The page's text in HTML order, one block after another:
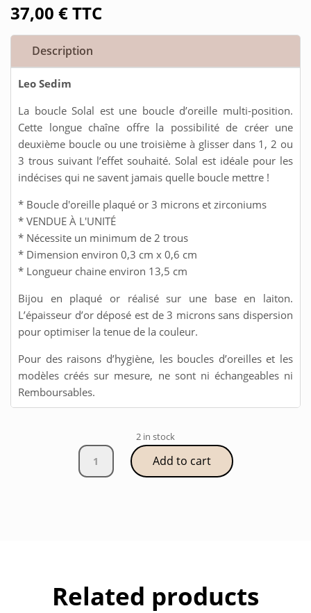
37,00 €TTC
Description
Leo Sedim
La boucle Solal est une boucle d’oreille multi-position.
Cette longue chaîne offre la possibilité de créer une
deuxième boucle ou une troisième à glisser dans 1, 2 ou
3 trous suivant l’effet souhaité. Solal est idéale pour les
indécises qui ne savent jamais quelle boucle mettre !
* Boucle d'oreille plaqué or 3 microns et zirconiums
* VENDUE À L'UNITÉ
* Nécessite un minimum de 2 trous
* Dimension environ 0,3 cm x 0,6 cm
* Longueur chaine environ 13,5 cm
Bijou en plaqué or réalisé sur une base en laiton.
L’épaisseur d’or déposé est de 3 microns sans dispersion
pour optimiser la tenue de la couleur.
Pour des raisons d’hygiène, les boucles d’oreilles et les
modèles créés sur mesure, ne sont ni échangeables ni
Remboursables.
2 in stock
Boucle
SOLAL
Add to cart
Related products